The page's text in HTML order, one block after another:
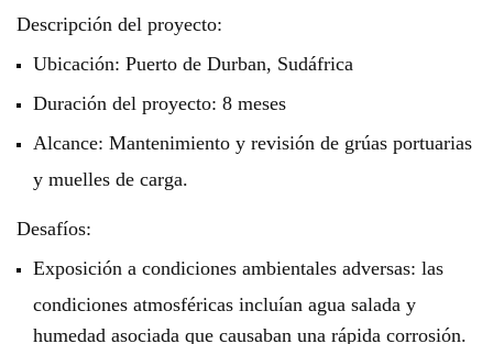
Descripción del proyecto:
Ubicación: Puerto de Durban, Sudáfrica
Duración del proyecto: 8 meses
Alcance: Mantenimiento y revisión de grúas portuarias
y muelles de carga.
Desafíos:
Exposición a condiciones ambientales adversas: las
condiciones atmosféricas incluían agua salada y
humedad asociada que causaban una rápida corrosión.